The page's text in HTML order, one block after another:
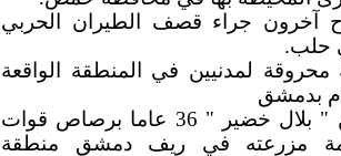
آخرون جراء قصف الطيران الحربي
حلب.
على 25 جثة محروقة لمدنيين في المنطقة الواقعة
بدمشق
و قد قتل المواطن " بلال خضير " 36 عاما برصاص قوات
مزرعته في ريف دمشق منطقة